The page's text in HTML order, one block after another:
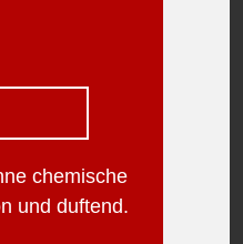
chemische
und duftend.